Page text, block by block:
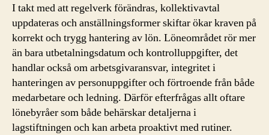
I takt med att regelverk förändras, kollektivavtal
uppdateras och anställningsformer skiftar ökar kraven på
korrekt och trygg hantering av lön. Löneområdet rör mer
än bara utbetalningsdatum och kontrolluppgifter, det
handlar också om arbetsgivaransvar, integritet i
hanteringen av personuppgifter och förtroende från både
medarbetare och ledning. Därför efterfrågas allt oftare
lönebyråer som både behärskar detaljerna i
lagstiftningen och kan arbeta proaktivt med rutiner.